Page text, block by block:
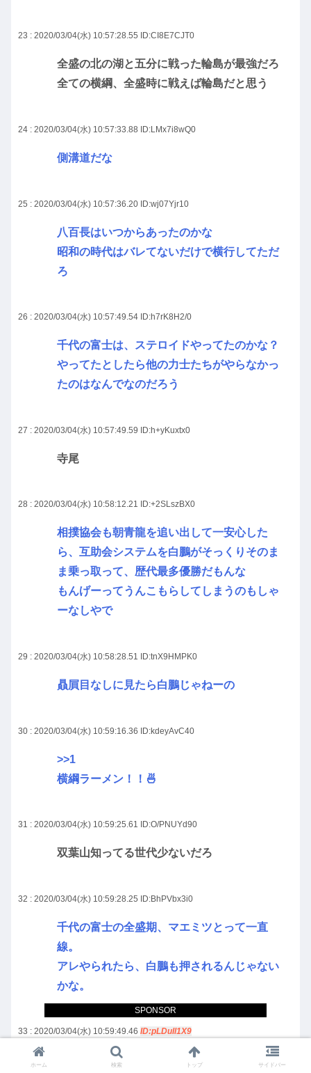
SPONSOR
23 : 2020/03/04(水) 10:57:28.55 ID:CI8E7CJT0
全盛の北の湖と五分に戦った輪島が最強だろ
全ての横綱、全盛時に戦えば輪島だと思う
24 : 2020/03/04(水) 10:57:33.88 ID:LMx7i8wQ0
側溝道だな
25 : 2020/03/04(水) 10:57:36.20 ID:wj07Yjr10
八百長はいつからあったのかな
昭和の時代はバレてないだけで横行してただ
ろ
26 : 2020/03/04(水) 10:57:49.54 ID:h7rK8H2/0
千代の富士は、ステロイドやってたのかな？
やってたとしたら他の力士たちがやらなかっ
たのはなんでなのだろう
27 : 2020/03/04(水) 10:57:49.59 ID:h+yKuxtx0
寺尾
28 : 2020/03/04(水) 10:58:12.21 ID:+2SLszBX0
相撲協会も朝青龍を追い出して一安心した
ら、互助会システムを白鵬がそっくりそのま
ま乗っ取って、歴代最多優勝だもんな
もんげーってうんこもらしてしまうのもしゃ
ーなしやで
29 : 2020/03/04(水) 10:58:28.51 ID:tnX9HMPK0
贔屓目なしに見たら白鵬じゃねーの
30 : 2020/03/04(水) 10:59:16.36 ID:kdeyAvC40
>>1
横綱ラーメン！！🍜
31 : 2020/03/04(水) 10:59:25.61 ID:O/PNUYd90
双葉山知ってる世代少ないだろ
32 : 2020/03/04(水) 10:59:28.25 ID:BhPVbx3i0
千代の富士の全盛期、マエミツとって一直
線。
アレやられたら、白鵬も押されるんじゃない
かな。
33 : 2020/03/04(水) 10:59:49.46 ID:pLDuIl1X9
ホーム 検索 トップ サイドバー